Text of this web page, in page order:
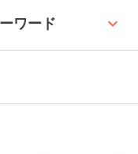
ワード keyboard_arrow_up